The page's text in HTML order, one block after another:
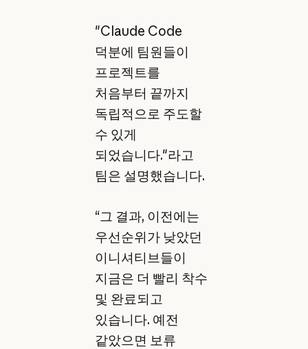
"Claude Code
덕분에 팀원들이
프로젝트를
처음부터 끝까지
독립적으로 주도할
수 있게
되었습니다."라고
팀은 설명했습니다.
“그 결과, 이전에는
우선순위가 낮았던
이니셔티브들이
지금은 더 빨리 착수
및 완료되고
있습니다. 예전
같았으면 보류